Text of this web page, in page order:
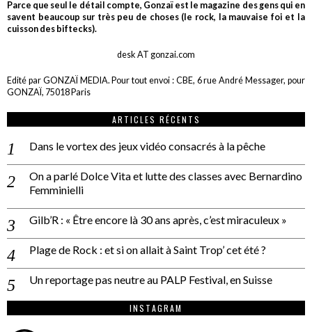
Parce que seul le détail compte, Gonzaï est le magazine des gens qui en
savent beaucoup sur très peu de choses (le rock, la mauvaise foi et la
cuisson des biftecks).
desk AT gonzai.com
Edité par GONZAÏ MEDIA. Pour tout envoi : CBE, 6 rue André Messager, pour
GONZAÏ, 75018 Paris
ARTICLES RÉCENTS
Dans le vortex des jeux vidéo consacrés à la pêche
On a parlé Dolce Vita et lutte des classes avec Bernardino
Femminielli
Gilb’R : « Être encore là 30 ans après, c’est miraculeux »
Plage de Rock : et si on allait à Saint Trop’ cet été ?
Un reportage pas neutre au PALP Festival, en Suisse
INSTAGRAM